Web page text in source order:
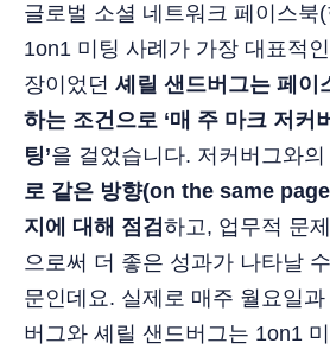
글로벌 소셜 네트워크 페이스북
1on1 미팅 사례가 가장 대표적
장이었던 셰릴 샌드버그는 페이
하는 조건으로 ‘매 주 마크 저커
팅’을 걸었습니다. 저커버그와의
로 같은 방향(on the same
지에 대해 점검 하고, 업무적 문
으로써 더 좋은 성과가 나타날
문인데요. 실제로 매주 월요일
버그와 셰릴 샌드버그는 1on1